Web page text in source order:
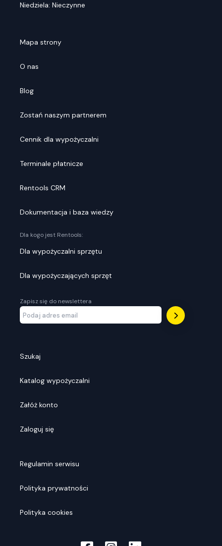
Niedziela: Nieczynne
Mapa strony
O nas
Blog
Zostań naszym partnerem
Cennik dla wypożyczalni
Terminale płatnicze
Rentools CRM
Dokumentacja i baza wiedzy
Dla kogo jest Rentools:
Dla wypożyczalni sprzętu
Dla wypożyczających sprzęt
Zapisz się do newslettera
Szukaj
Katalog wypożyczalni
Załóż konto
Zaloguj się
Regulamin serwisu
Polityka prywatności
Polityka cookies